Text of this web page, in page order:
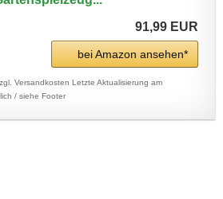
91,99 EUR
bei Amazon ansehen*
Versandkosten Letzte Aktualisierung am
/ siehe Footer